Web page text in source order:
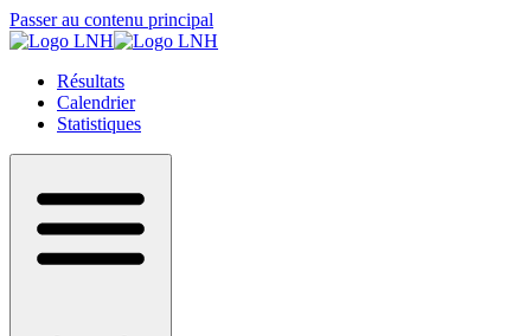
Passer au contenu principal
Résultats
Calendrier
Statistiques